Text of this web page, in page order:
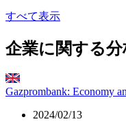
すべて表示
企業に関する分
Gazprombank: Economy
2024/02/13